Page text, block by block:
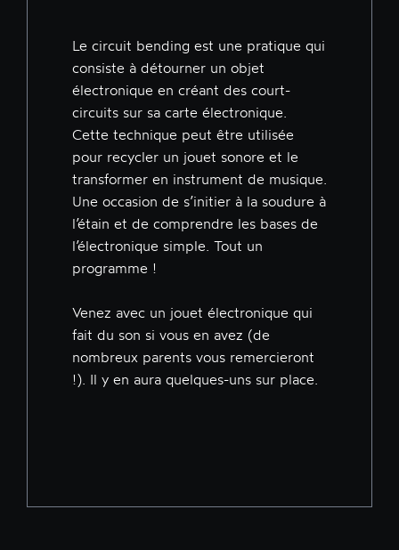
Le circuit bending est une pratique qui
consiste à détourner un objet
électronique en créant des court-
circuits sur sa carte électronique.
Cette technique peut être utilisée
pour recycler un jouet sonore et le
transformer en instrument de musique.
Une occasion de s’initier à la soudure à
l’étain et de comprendre les bases de
l’électronique simple. Tout un
programme !
Venez avec un jouet électronique qui
fait du son si vous en avez (de
nombreux parents vous remercieront
!). Il y en aura quelques-uns sur place.